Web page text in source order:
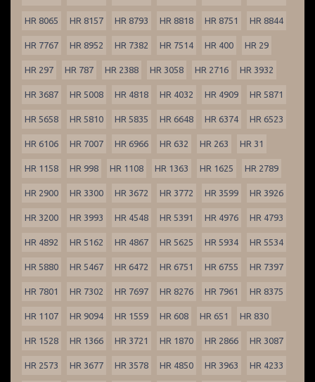
HR 8065 HR 8157 HR 8793 HR 8818 HR 8751 HR 8844
HR 7767 HR 8952 HR 7382 HR 7514 HR 400 HR 29
HR 297 HR 787 HR 2388 HR 3058 HR 2716 HR 3932
HR 3687 HR 5008 HR 4818 HR 4032 HR 4909 HR 5871
HR 5658 HR 5810 HR 5835 HR 6648 HR 6374 HR 6523
HR 6106 HR 7007 HR 6966 HR 632 HR 263 HR 31
HR 1158 HR 998 HR 1108 HR 1363 HR 1625 HR 2789
HR 2900 HR 3300 HR 3672 HR 3772 HR 3599 HR 3926
HR 3200 HR 3993 HR 4548 HR 5391 HR 4976 HR 4793
HR 4892 HR 5162 HR 4867 HR 5625 HR 5934 HR 5534
HR 5880 HR 5467 HR 6472 HR 6751 HR 6755 HR 7397
HR 7801 HR 7302 HR 7697 HR 8276 HR 7961 HR 8375
HR 1107 HR 9094 HR 1559 HR 608 HR 651 HR 830
HR 1528 HR 1366 HR 3721 HR 1870 HR 2866 HR 3087
HR 2573 HR 3677 HR 3578 HR 4850 HR 3963 HR 4233